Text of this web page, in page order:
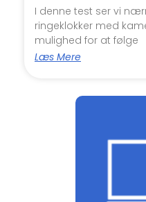
I denne test ser vi
ringeklokker med
mulighed for at følge
Læs Mere